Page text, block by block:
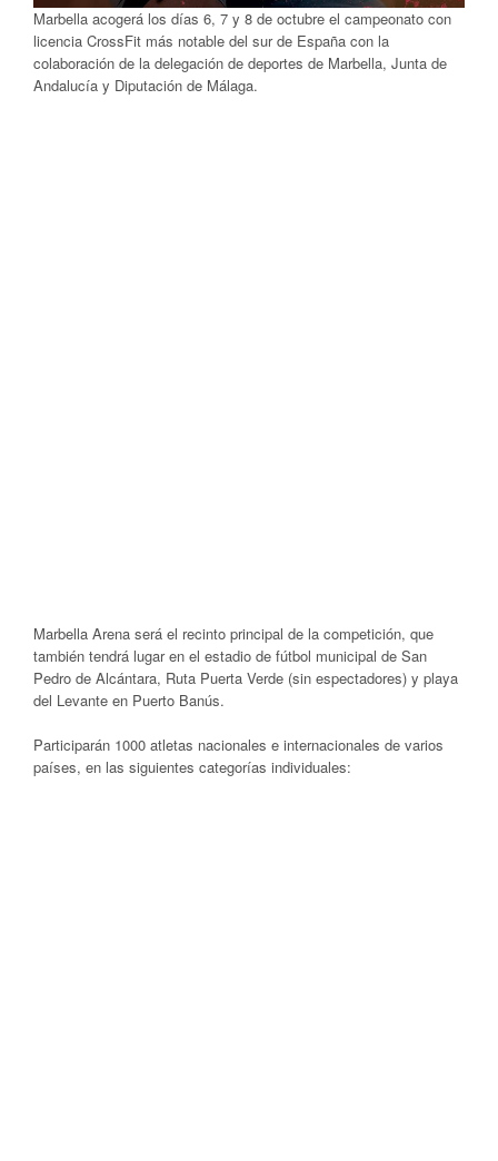
Marbella acogerá los días 6, 7 y 8 de octubre el campeonato con
licencia CrossFit más notable del sur de España con la
colaboración de la delegación de deportes de Marbella, Junta de
Andalucía y Diputación de Málaga.
Marbella Arena será el recinto principal de la competición, que
también tendrá lugar en el estadio de fútbol municipal de San
Pedro de Alcántara, Ruta Puerta Verde (sin espectadores) y playa
del Levante en Puerto Banús.
Participarán 1000 atletas nacionales e internacionales de varios
países, en las siguientes categorías individuales: